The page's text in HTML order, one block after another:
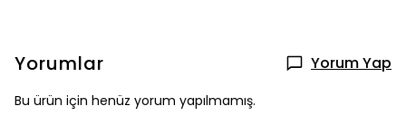
Yorumlar Yorum Yap
Bu ürün için henüz yorum yapılmamış.